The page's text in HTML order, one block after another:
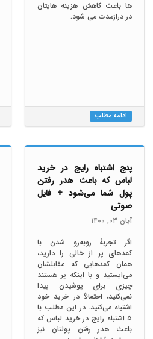
ها باعث کاهش هزینه هایتان
در درازمدت می شود.
ادامه مطلب
پنج اشتباه رایج در خرید
لباس که باعث هدر رفتن
پول شما می‌شود + فایل
صوتی
آبان ۰٣, ١۴۰۰
اگر تجربۀ روبه‌رو شدن با
کمدهای پر از خالی را دارید،
همان کمدهایی که مقابلشان
می‌ایستید و با اینکه پر هستند
چیزی برای پوشیدن پیدا
نمی‌کنید، احتمالاً در خرید خود
اشتباه می‌کنید. در این مطلب با
۵ اشتباه رایج در خرید لباس که
باعث هدر رفتن پولتان نیز